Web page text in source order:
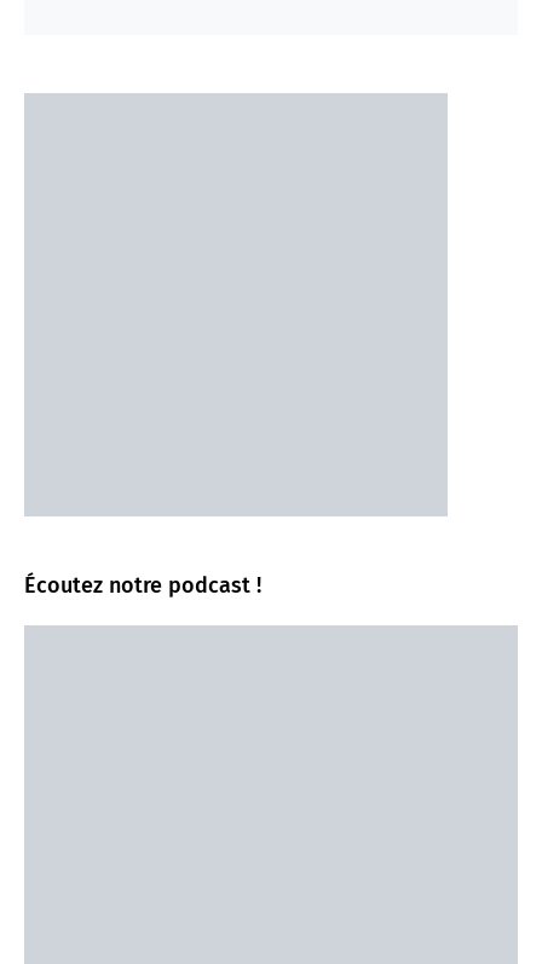
Écoutez notre podcast !